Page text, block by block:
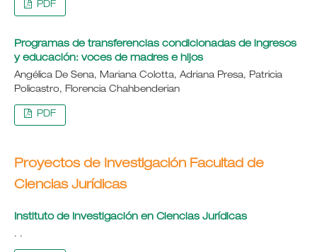
PDF
Programas de transferencias condicionadas de ingresos
y educación: voces de madres e hijos
Angélica De Sena, Mariana Colotta, Adriana Presa, Patricia
Policastro, Florencia Chahbenderian
PDF
Proyectos de Investigación Facultad de
Ciencias Jurídicas
Instituto de Investigación en Ciencias Jurídicas
. .